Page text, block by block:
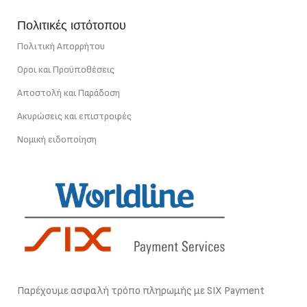
Πολιτικές ιστότοπου
Πολιτική Απορρήτου
Οροι και Προϋποθέσεις
Αποστολή και Παράδοση
Ακυρώσεις και επιστροφές
Νομική ειδοποίηση
Παρέχουμε ασφαλή τρόπο πληρωμής με SIX Payment